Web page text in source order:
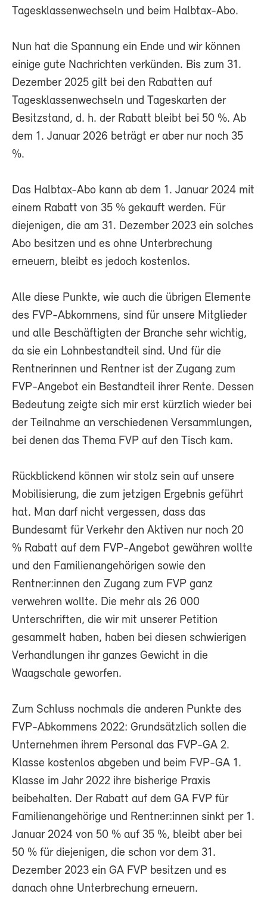
Tagesklassenwechseln und beim Halbtax-Abo.
Nun hat die Spannung ein Ende und wir können
einige gute Nachrichten verkünden. Bis zum 31.
Dezember 2025 gilt bei den Rabatten auf
Tagesklassenwechseln und Tageskarten der
Besitzstand, d. h. der Rabatt bleibt bei 50 %. Ab
dem 1. Januar 2026 beträgt er aber nur noch 35
%.
Das Halbtax-Abo kann ab dem 1. Januar 2024 mit
einem Rabatt von 35 % gekauft werden. Für
diejenigen, die am 31. Dezember 2023 ein solches
Abo besitzen und es ohne Unterbrechung
erneuern, bleibt es jedoch kostenlos.
Alle diese Punkte, wie auch die übrigen Elemente
des FVP-Abkommens, sind für unsere Mitglieder
und alle Beschäftigten der Branche sehr wichtig,
da sie ein Lohnbestandteil sind. Und für die
Rentnerinnen und Rentner ist der Zugang zum
FVP-Angebot ein Bestandteil ihrer Rente. Dessen
Bedeutung zeigte sich mir erst kürzlich wieder bei
der Teilnahme an verschiedenen Versammlungen,
bei denen das Thema FVP auf den Tisch kam.
Rückblickend können wir stolz sein auf unsere
Mobilisierung, die zum jetzigen Ergebnis geführt
hat. Man darf nicht vergessen, dass das
Bundesamt für Verkehr den Aktiven nur noch 20
% Rabatt auf dem FVP-Angebot gewähren wollte
und den Familienangehörigen sowie den
Rentner:innen den Zugang zum FVP ganz
verwehren wollte. Die mehr als 26 000
Unterschriften, die wir mit unserer Petition
gesammelt haben, haben bei diesen schwierigen
Verhandlungen ihr ganzes Gewicht in die
Waagschale geworfen.
Zum Schluss nochmals die anderen Punkte des
FVP-Abkommens 2022: Grundsätzlich sollen die
Unternehmen ihrem Personal das FVP-GA 2.
Klasse kostenlos abgeben und beim FVP-GA 1.
Klasse im Jahr 2022 ihre bisherige Praxis
beibehalten. Der Rabatt auf dem GA FVP für
Familienangehörige und Rentner:innen sinkt per 1.
Januar 2024 von 50 % auf 35 %, bleibt aber bei
50 % für diejenigen, die schon vor dem 31.
Dezember 2023 ein GA FVP besitzen und es
danach ohne Unterbrechung erneuern.